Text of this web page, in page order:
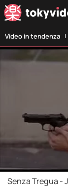
Video in tendenza
Senza Tregua -